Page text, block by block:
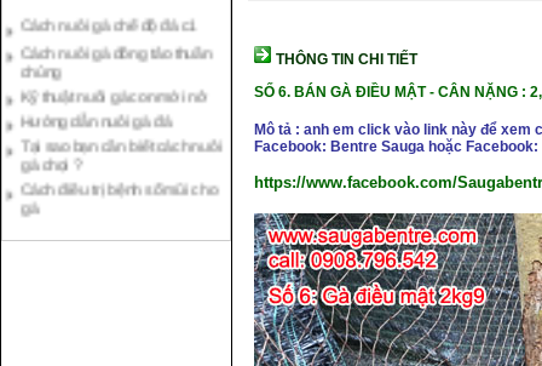
Cách nuôi gà đông tảo thuần
chủng
Kỹ thuật nuôi gà con mới nở
Hướng dẫn nuôi gà đá
Tại sao bạn cần biết cách nuôi
gà chọi ?
Cách điều trị bệnh sổ mũi cho
gà
THÔNG TIN CHI TIẾT
SỐ 6. BÁN GÀ ĐIỀU MẬT- CÂN NẶNG :
Mô tả : anh em click vào link này để
Facebook: Bentre Sauga hoặc Facebook:
https://www.facebook.com/